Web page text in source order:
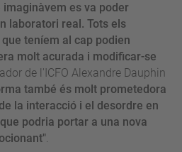
imaginàvem es va poder
laboratori real. Tots els
teníem al cap podien
molt acurada i modificar-se
de l'ICFO Alexandre Dauphin
també és molt prometedora
la interacció i el desordre en
podria portar a una nova
.